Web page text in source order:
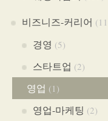
비즈니즈-커리어
경영 (5)
스타트업 (2)
영업 (1)
영업-마케팅 (2)